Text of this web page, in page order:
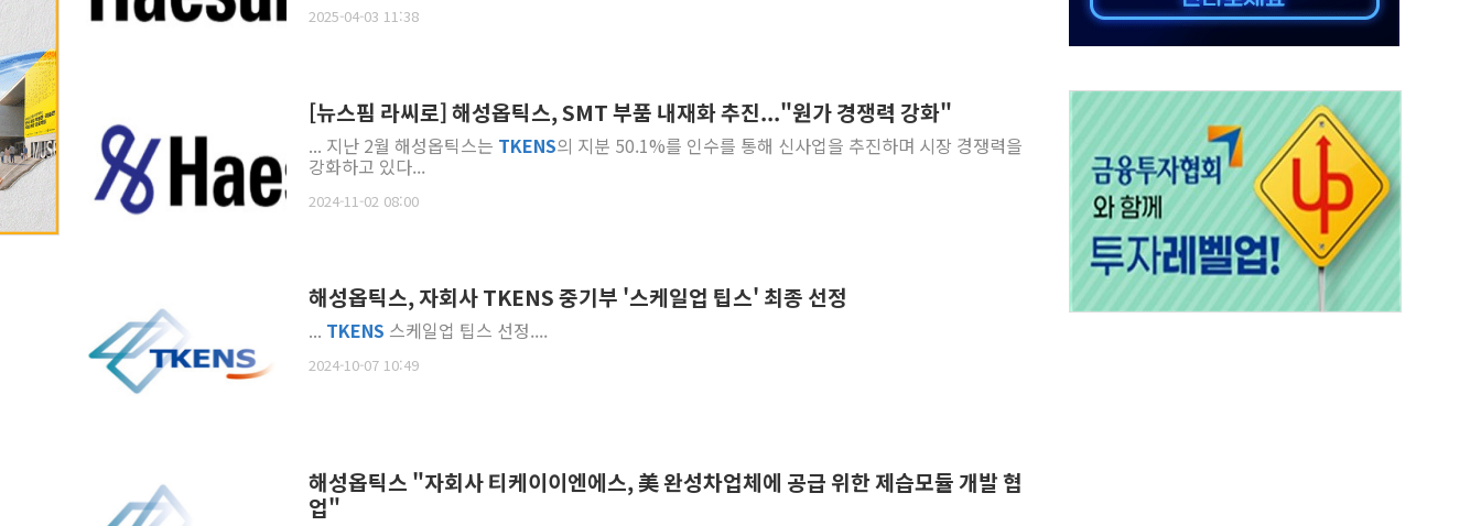
李대통령, 'ISA·주가누르기 방지법' 전면 재검토 지시
2025-04-03 11:38
[뉴스핌 라씨로] 해성옵틱스, SMT 부품 내재화 추진..."원가 경쟁력 강화"
... 지난 2월 해성옵틱스는 TKENS의 지분 50.1%를 인수를 통해 신사업을 추진하며 시장 경쟁력을
강화하고 있다...
2024-11-02 08:00
해성옵틱스, 자회사 TKENS 중기부 '스케일업 팁스' 최종 선정
... TKENS 스케일업 팁스 선정....
2024-10-07 10:49
해성옵틱스 "자회사 티케이이엔에스, 美 완성차업체에 공급 위한 제습모듈 개발 협
업"